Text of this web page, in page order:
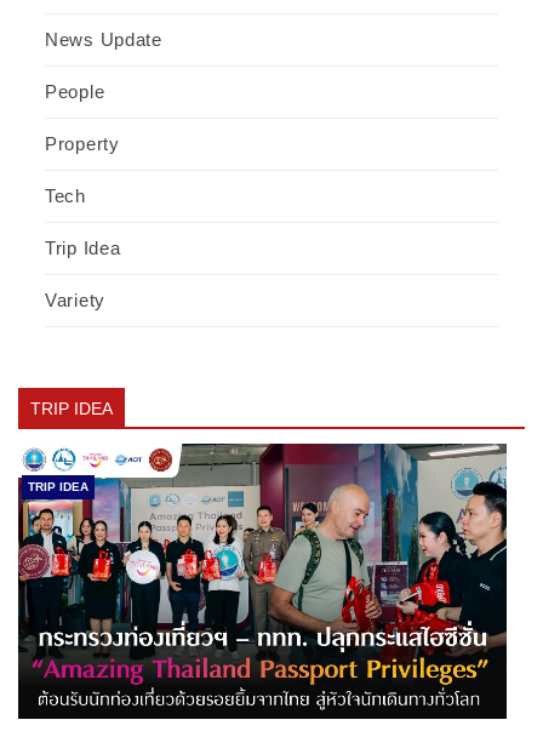
News Update
People
Property
Tech
Trip Idea
Variety
TRIP IDEA
TRIP IDEA